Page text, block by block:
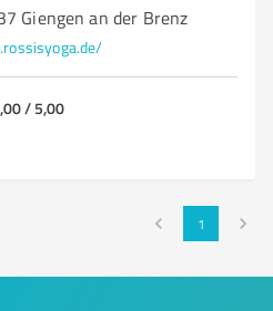
Giengen an der Brenz
/ 5,00
1